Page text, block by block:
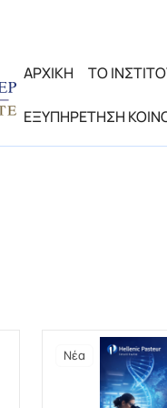
ΑΡΧΙΚΗ ΤΟ
ΕΞΥΠΗΡΕΤΗΣΗ
Νέα